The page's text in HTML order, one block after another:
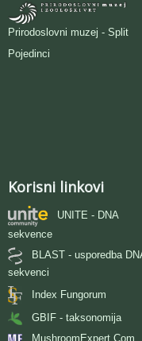
Prirodoslovni muzej - Split
Pojedinci
Korisni linkovi
UNITE - DNA
sekvence
BLAST - usporedba
sekvenci
Index Fungorum
GBIF - taksonomija
MushroomExpert.Com